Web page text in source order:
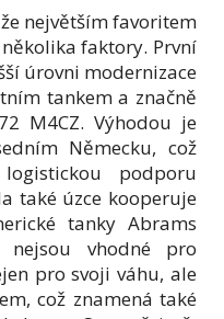
největším favoritem
faktory. První
úrovni modernizace
tankem a značně
M4CZ. Výhodou je
Německu, což
podporu
také úzce kooperuje
tanky Abrams
vhodné pro
pro svoji váhu, ale
což znamená také